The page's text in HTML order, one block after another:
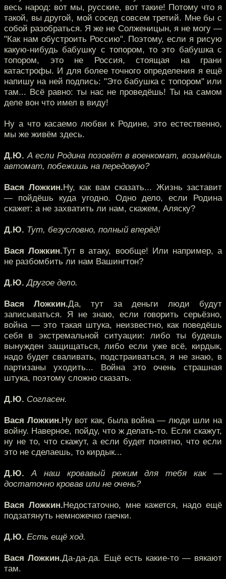
весь народ: вот мы, русские, вот такие! Потому что я
такой, вы другой, мой сосед совсем третий. Мне бы с
собой разобраться. Я же не Солженицын, я не могу —
"Как нам обустроить Россию". Поэтому, если я рисую
какую-нибудь бабушку с топором, то это бабушка с
топором, это не Россия, стоящая на грани
катастрофы. И для более точного определения я ещё
напишу на ней подпись: "Это бабушка с топором" или
там... Всё равно: ты нас не проведёшь! Ты на самом
деле вон что имел в виду!
Ну а что касаемо любви к Родине, это естественно,
мы же живём здесь.
Д.Ю. А если Родина позовёт в военкомат, возьмёшь
автомат, побежишь на передовую?
Вася Ложкин.Ну, как вам сказать... Жизнь заставит
— пойдёшь куда угодно. Одно дело, если Родина
скажет: а не захватить ли нам, скажем, Аляску?
Д.Ю. Тут, безусловно, полный вперёд!
Вася Ложкин.Тут в атаку, вообще! Или например, а
не разбомбить ли нам Вашингтон?
Д.Ю. Другое дело.
Вася Ложкин.Да, тут за деньги люди будут
записываться. Я не знаю, если говорить серьёзно,
война — это такая штука, неизвестно, как поведёшь
себя в экстремальной ситуации: либо ты будешь
вынужден защищаться, либо если уже всё, кирдык,
надо будет сваливать, подстраиваться, я не знаю, в
партизаны уходить... Война это очень страшная
штука, поэтому сложно сказать.
Д.Ю. Согласен.
Вася Ложкин.Ну вот как, была война — люди шли на
войну. Наверное, пойду, что ж делать-то. Если скажут,
ну не то, что скажут, а если будет понятно, что если
это не сделаешь, то кирдык...
Д.Ю. А наш кровавый режим для тебя как —
достаточно кровав или не очень?
Вася Ложкин.Недостаточно, мне кажется, надо ещё
подзатянуть немножечко гаечки.
Д.Ю. Есть ещё ход.
Вася Ложкин.Да-да-да. Ещё есть какие-то — вякают
там.